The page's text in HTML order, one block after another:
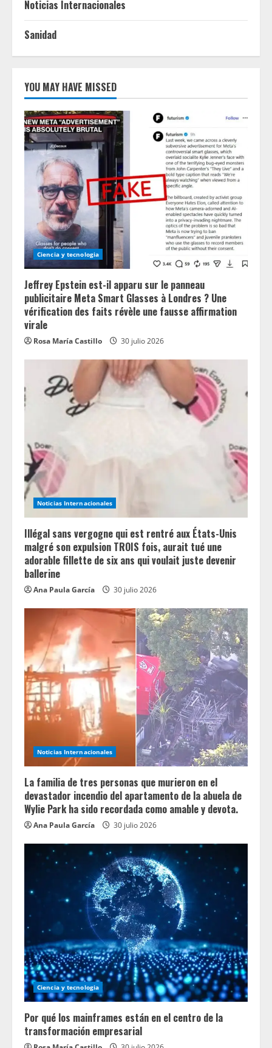
Noticias Internacionales
Sanidad
YOU MAY HAVE MISSED
Ciencia y tecnologia
Jeffrey Epstein est-il apparu sur le panneau
publicitaire Meta Smart Glasses à Londres ? Une
vérification des faits révèle une fausse affirmation
virale
Rosa María Castillo 30 julio 2026
Noticias Internacionales
Illégal sans vergogne qui est rentré aux États-Unis
malgré son expulsion TROIS fois, aurait tué une
adorable fillette de six ans qui voulait juste devenir
ballerine
Ana Paula García 30 julio 2026
Noticias Internacionales
La familia de tres personas que murieron en el
devastador incendio del apartamento de la abuela de
Wylie Park ha sido recordada como amable y devota.
Ana Paula García 30 julio 2026
Ciencia y tecnologia
Por qué los mainframes están en el centro de la
transformación empresarial